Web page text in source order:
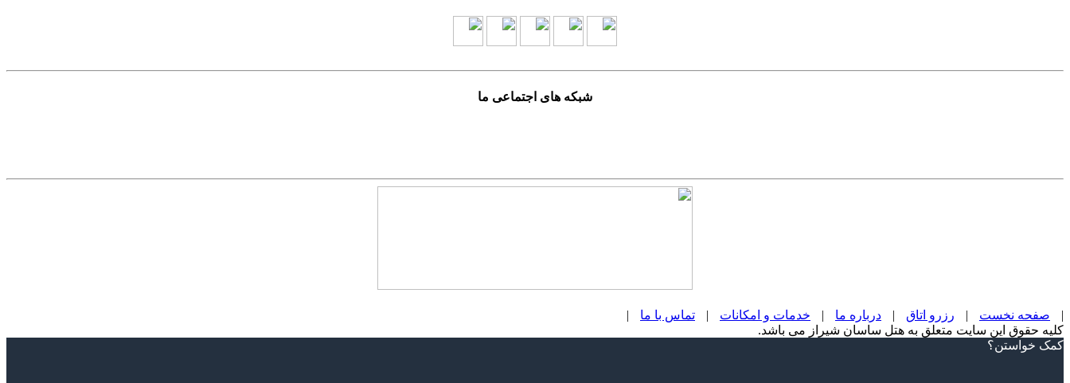
شبکه های اجتماعی ما
| صفحه نخست | رزرو اتاق | درباره ما | خدمات و امکانات | تماس با ما
|
کلیه حقوق این سایت متعلق به هتل ساسان شیراز می باشد.
Scroll
کمک خواستن؟